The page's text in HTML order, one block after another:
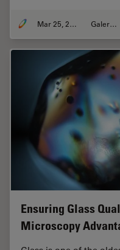
Mar 25, 2026 Galeries
Ensuring Glass
Microscopy